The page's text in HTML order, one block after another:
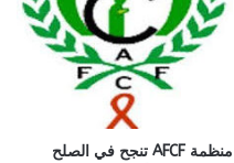
منظمة AFCF تنجح في الصلح